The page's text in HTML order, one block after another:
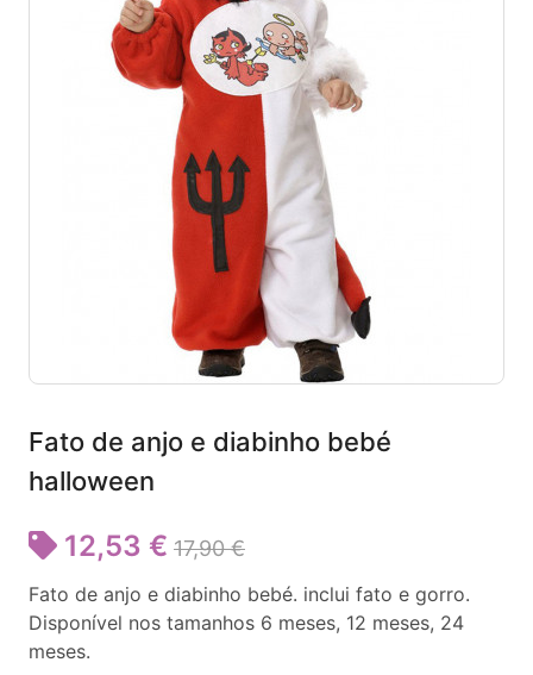
Fato de anjo e diabinho bebé
halloween
12,53 € 17,90 €
Fato de anjo e diabinho bebé. inclui fato e gorro.
Disponível nos tamanhos 6 meses, 12 meses, 24
meses.